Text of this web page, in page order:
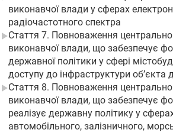
виконавчої влади у сферах
радіочастотного спектра
Стаття 7. Повноваження
виконавчої влади, що забезпечує
державної політики у сфері
доступу до інфраструктури об’єкта
Стаття 8. Повноваження
виконавчої влади, що забезпечує
реалізує державну політику у
автомобільного, залізничного,